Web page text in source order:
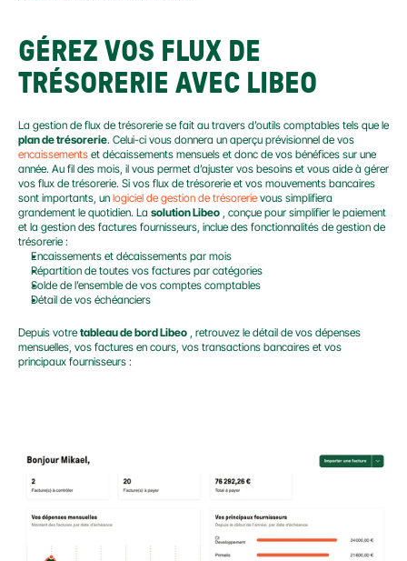
GÉREZ VOS FLUX DE
TRÉSORERIE AVEC LIBEO
plan de trésorerie
encaissements et décaissements mensuels et donc de vos bénéfices sur une
année. Au fil des mois, il vous permet d’ajuster vos besoins et vous aide à gérer
vos flux de trésorerie. Si vos flux de trésorerie et vos mouvements bancaires
sont importants, un logiciel de gestion de trésorerie vous simplifiera
grandement le quotidien. La solution Libeo , conçue pour simplifier le paiement
et la gestion des factures fournisseurs, inclue des fonctionnalités de gestion de
trésorerie :
Encaissements et décaissements par mois
Répartition de toutes vos factures par catégories
Solde de l’ensemble de vos comptes comptables
Détail de vos échéanciers
Depuis votre tableau de bord Libeo , retrouvez le détail de vos dépenses
mensuelles, vos factures en cours, vos transactions bancaires et vos
principaux fournisseurs :